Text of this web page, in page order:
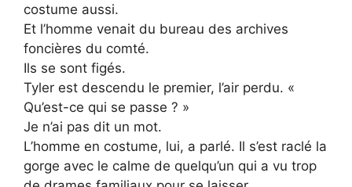
costume aussi.
Et l’homme venait du bureau des archives
foncières du comté.
Ils se sont figés.
Tyler est descendu le premier, l’air perdu. «
Qu’est-ce qui se passe ? »
Je n’ai pas dit un mot.
L’homme en costume, lui, a parlé. Il s’est raclé la
gorge avec le calme de quelqu’un qui a vu trop